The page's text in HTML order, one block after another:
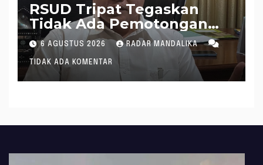
RSUD Tripat Tegaskan
Tidak Ada Pemotongan
Jaspel Sepihak
6 AGUSTUS 2026 RADAR MANDALIKA
TIDAK ADA KOMENTAR